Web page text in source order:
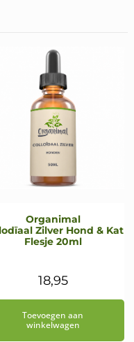
Organimal
Zilver Hond & Kat
Flesje 20ml
18,95
Toevoegen aan
winkelwagen